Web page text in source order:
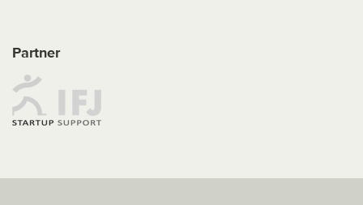
Partner